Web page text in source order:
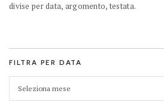
divise per data, argomento, testata.
FILTRA PER DATA